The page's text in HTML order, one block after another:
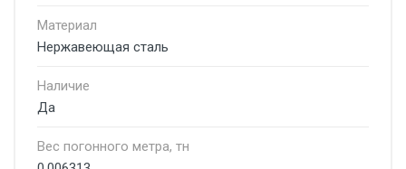
Материал
Нержавеющая сталь
Наличие
Да
Вес погонного метра, тн